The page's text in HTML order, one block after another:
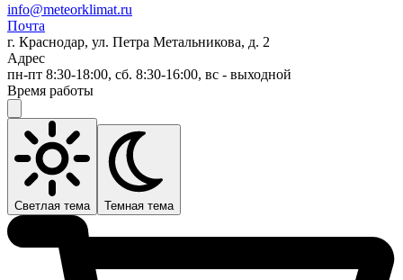
info@meteorklimat.ru
Почта
г. Краснодар, ул. Петра Метальникова, д. 2
Адрес
пн-пт 8:30-18:00, сб. 8:30-16:00, вс - выходной
Время работы
Светлая тема Темная тема